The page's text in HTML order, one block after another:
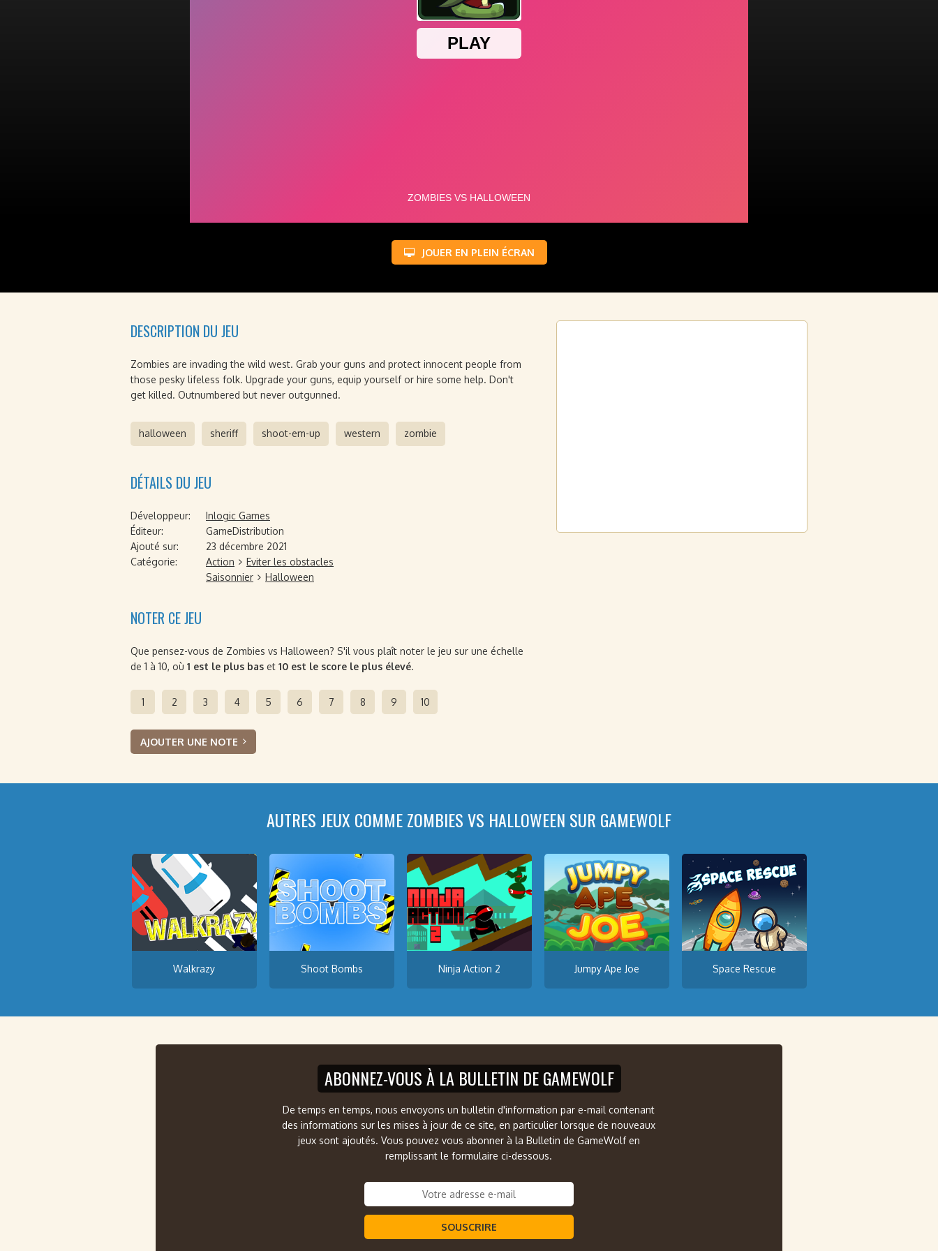
JOUER EN PLEIN ÉCRAN
DESCRIPTION DU JEU
Zombies are invading the wild west. Grab your guns and protect innocent people from
those pesky lifeless folk. Upgrade your guns, equip yourself or hire some help. Don't
get killed. Outnumbered but never outgunned.
halloween sheriff shoot-em-up western zombie
DÉTAILS DU JEU
Développeur:
Inlogic Games
Éditeur:
GameDistribution
Ajouté sur:
23 décembre 2021
Catégorie:
Action
Eviter les obstacles
Saisonnier
Halloween
NOTER CE JEU
Que pensez-vous de Zombies vs Halloween? S'il vous plaît noter le jeu sur une échelle
de 1 à 10, où 1 est le plus bas et 10 est le score le plus élevé.
1 2 3 4 5 6 7 8 9 10
AJOUTER UNE NOTE
AUTRES JEUX COMME ZOMBIES VS HALLOWEEN SUR GAMEWOLF
Walkrazy Shoot Bombs Ninja Action 2 Jumpy Ape Joe Space Rescue
ABONNEZ-VOUS À LA BULLETIN DE GAMEWOLF
De temps en temps, nous envoyons un bulletin d'information par e-mail contenant
des informations sur les mises à jour de ce site, en particulier lorsque de nouveaux
jeux sont ajoutés. Vous pouvez vous abonner à la Bulletin de GameWolf en
remplissant le formulaire ci-dessous.
SOUSCRIRE